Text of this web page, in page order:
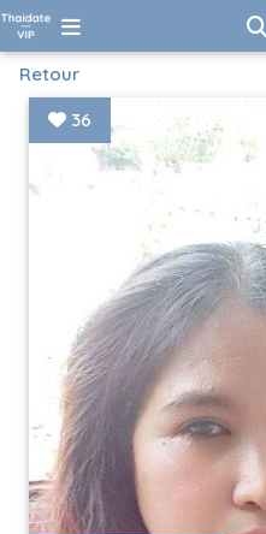
Retour
36